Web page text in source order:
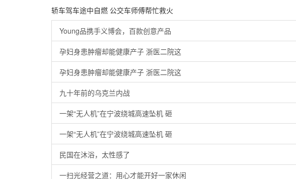
轿车驾车途中自燃 公交车师傅帮忙救火
Young品携手义博会，百款创意产品
孕妇身患肿瘤却能健康产子 浙医二院这
孕妇身患肿瘤却能健康产子 浙医二院这
九十年前的乌克兰内战
一架“无人机”在宁波绕城高速坠机 砸
一架“无人机”在宁波绕城高速坠机 砸
民国在沐浴，太性感了
一扫光经营之道：用心才能开好一家休闲